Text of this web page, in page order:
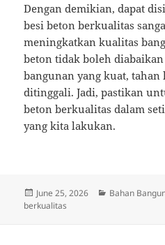
Dengan demikian, dapat
besi beton berkualitas
meningkatkan kualitas
beton tidak boleh
bangunan yang kuat,
ditinggali. Jadi, pastikan
beton berkualitas dalam
yang kita lakukan.
Posted
on
June 25, 2026 Categories
Bahan
berkualitas